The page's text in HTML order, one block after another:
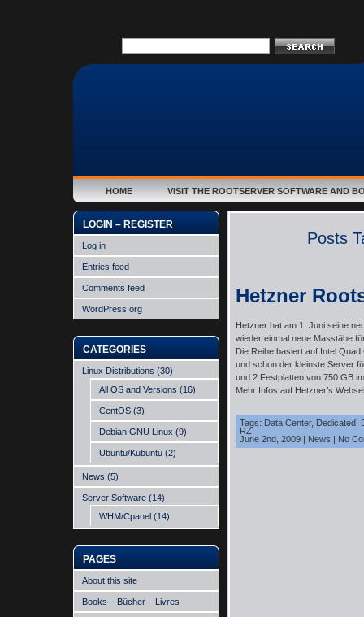
HOME VISIT THE ROOTSERVER SOFTWARE AND
LOGIN – REGISTER
Log in
Entries feed
Comments feed
WordPress.org
CATEGORIES
Linux Distributions (30)
All OS and Versions (16)
CentOS (3)
Debian GNU Linux (9)
Ubuntu/Kubuntu (2)
News (5)
Server Software (14)
WHM/Cpanel (14)
PAGES
About this site
Books – Bücher – Livres
Posts
Hetzner
Hetzner hat am 1. Juni seine
wieder einmal neue Masstäbe
Die Reihe basiert auf Intel
und schon der kleinste Server
und 2 Festplatten von 750 GB
Mehr Infos auf Hetzner’s
Tags: Data Center, Dedicated
RZ
June 2nd, 2009 | News | No